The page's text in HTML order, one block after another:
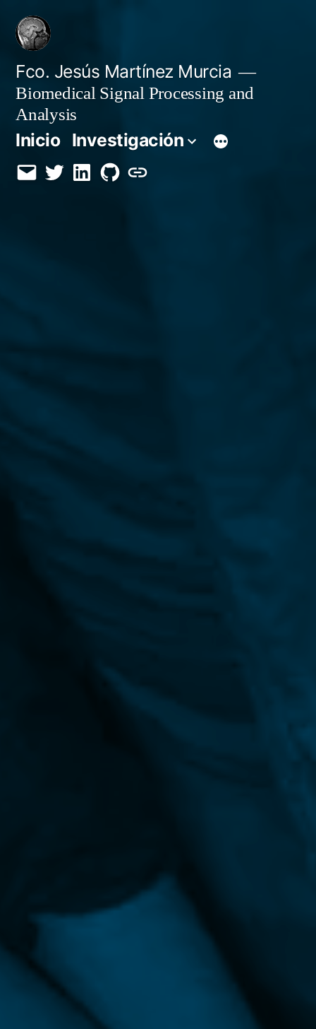
Saltar
contenido
Fco. Jesús Martínez Murcia
Biomedical Signal Processing and
Analysis
Inicio Investigación
EmailTwitterLinkedInGitHub
Orcid